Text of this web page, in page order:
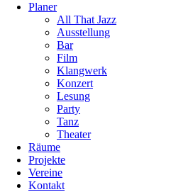
Planer
All That Jazz
Ausstellung
Bar
Film
Klangwerk
Konzert
Lesung
Party
Tanz
Theater
Räume
Projekte
Vereine
Kontakt